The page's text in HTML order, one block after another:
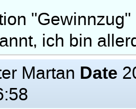
ich bin
Martan Date